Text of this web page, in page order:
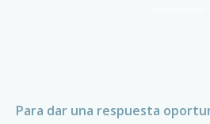
Para dar una respuesta